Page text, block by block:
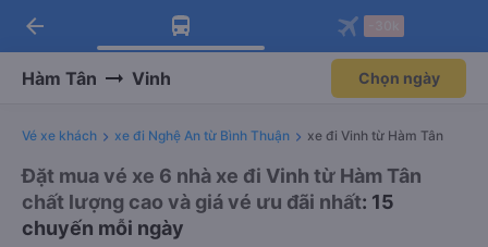
Tải app Vexere ngay!
Nhận ưu đãi thành viên độc
Mở app
Tải app Vexere
-30k/ghế khi đặt vé máy bay qua
Mở app
arrow_back
Hàm Tân Vinh Chọn ngày
Vé xe khách xe đi Nghệ An từ Bình Thuận xe đi Vinh từ Hàm Tân
Đặt mua vé xe 6 nhà xe đi Vinh từ Hàm Tân
chất lượng cao và giá vé ưu đãi nhất: 15
chuyến mỗi ngày